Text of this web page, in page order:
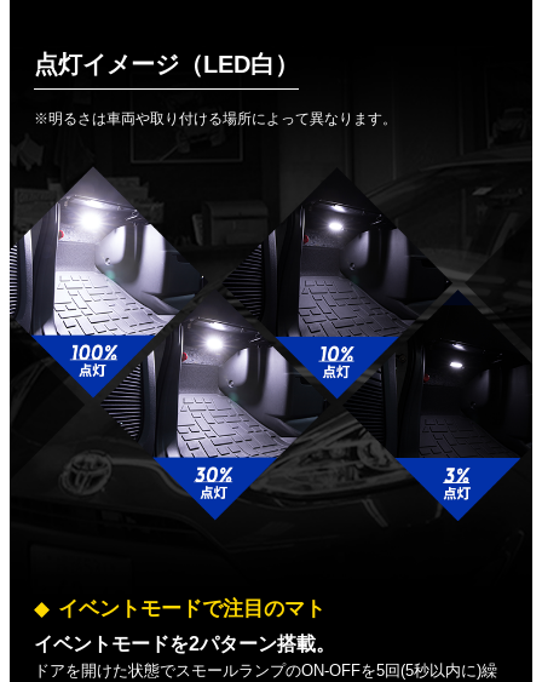
点灯イメージ（LED白）
※明るさは車両や取り付ける場所によって異なります。
イベントモードで注目のマト
イベントモードを2パターン搭載。
ドアを開けた状態でスモールランプのON-OFFを5回(5秒以内に)繰